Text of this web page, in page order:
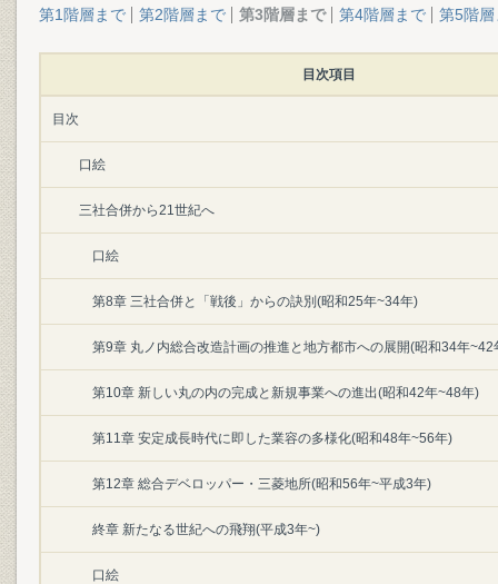
第1階層まで 第2階層まで 第3階層まで 第4階層まで 第5階層
目次項目
目次
口絵
三社合併から21世紀へ
口絵
第8章 三社合併と「戦後」からの訣別(昭和25年~34年)
第9章 丸ノ内総合改造計画の推進と地方都市への展開(昭和34年~42
第10章 新しい丸の内の完成と新規事業への進出(昭和42年~48年)
第11章 安定成長時代に即した業容の多様化(昭和48年~56年)
第12章 総合デベロッパー・三菱地所(昭和56年~平成3年)
終章 新たなる世紀への飛翔(平成3年~)
口絵